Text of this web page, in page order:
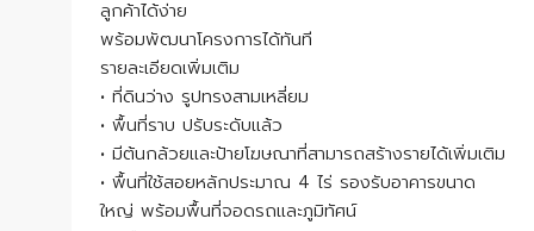
ลูกค้าได้ง่าย
พร้อมพัฒนาโครงการได้ทันที
รายละเอียดเพิ่มเติม
• ที่ดินว่าง รูปทรงสามเหลี่ยม
• พื้นที่ราบ ปรับระดับแล้ว
• มีต้นกล้วยและป้ายโฆษณาที่สามารถสร้างรายได้เพิ่มเติม
• พื้นที่ใช้สอยหลักประมาณ 4 ไร่ รองรับอาคารขนาด
ใหญ่ พร้อมพื้นที่จอดรถและภูมิทัศน์